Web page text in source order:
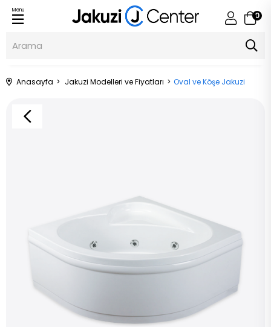
0
Menu
Anasayfa Jakuzi Modelleri ve Fiyatları Oval ve Köşe Jakuzi